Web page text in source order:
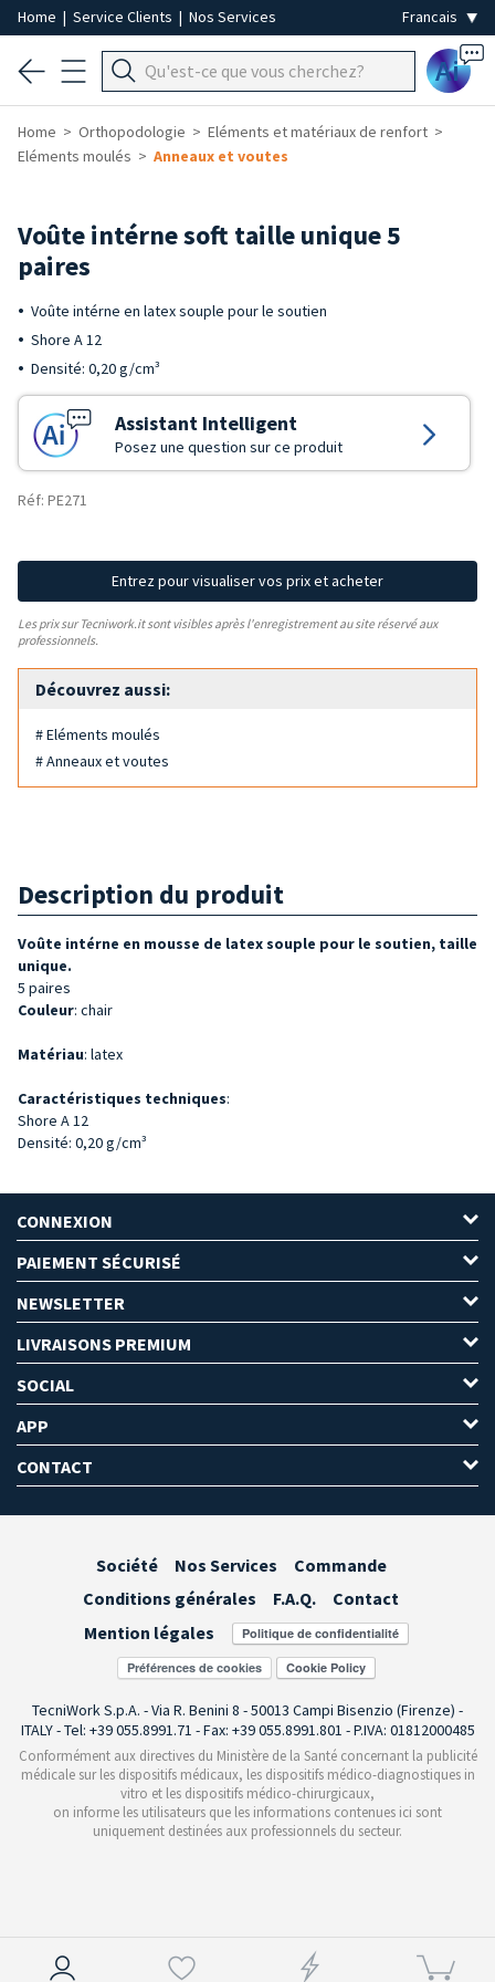
Home | Service Clients | Nos Services
Ai
Home Orthopodologie
Eléments et matériaux de renfort
Eléments moulés
Anneaux et voutes
Voûte intérne soft taille unique 5
paires
Voûte intérne en latex souple pour le soutien
Shore A 12
Densité: 0,20 g/cm³
Assistant Intelligent
Posez une question sur ce produit
Réf: PE271
Entrez pour visualiser vos prix et acheter
Les prix sur Tecniwork.it sont visibles après l'enregistrement au site réservé aux
professionnels.
Découvrez aussi:
# Eléments moulés
# Anneaux et voutes
Description du produit
Voûte intérne en mousse de latex souple pour le soutien, taille
unique.
5 paires
Couleur: chair
Matériau: latex
Caractéristiques techniques:
Shore A 12
Densité: 0,20 g/cm³
CONNEXION
PAIEMENT SÉCURISÉ
NEWSLETTER
LIVRAISONS PREMIUM
SOCIAL
APP
CONTACT
Société Nos Services
Commande
Conditions générales
F.A.Q.
Contact
Mention légales
Préférences de cookies
TecniWork S.p.A. - Via R. Benini 8 - 50013 Campi Bisenzio (Firenze) -
ITALY - Tel: +39 055.8991.71 - Fax: +39 055.8991.801 - P.IVA: 01812000485
Conformément aux directives du Ministère de la Santé concernant la publicité
médicale sur les dispositifs médicaux, les dispositifs médico-diagnostiques in
vitro et les dispositifs médico-chirurgicaux,
on informe les utilisateurs que les informations contenues ici sont
uniquement destinées aux professionnels du secteur.